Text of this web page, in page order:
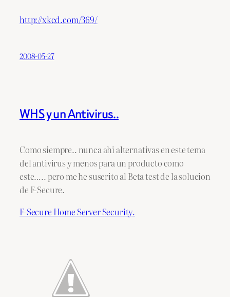
http://xkcd.com/369/
2008-05-27
WHS y un Antivirus..
Como siempre.. nunca ahi alternativas en este tema
del antivirus y menos para un producto como
este….. pero me he suscrito al Beta test de la solucion
de F-Secure.
F-Secure Home Server Security.